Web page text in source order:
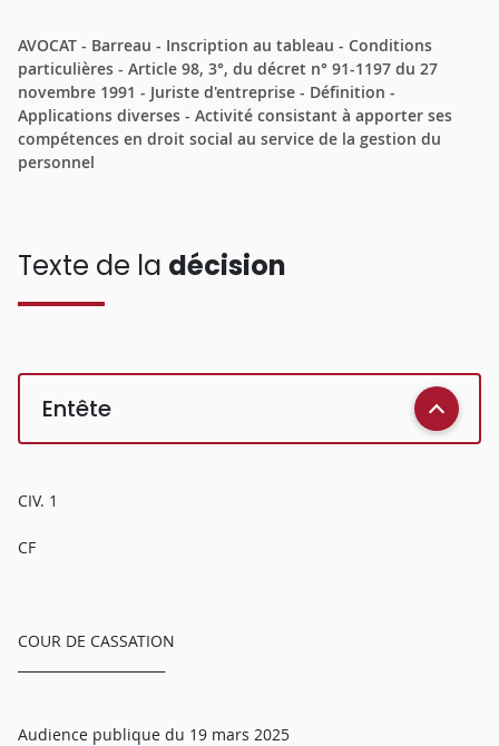
AVOCAT - Barreau - Inscription au tableau - Conditions
particulières - Article 98, 3°, du décret n° 91-1197 du 27
novembre 1991 - Juriste d'entreprise - Définition -
Applications diverses - Activité consistant à apporter ses
compétences en droit social au service de la gestion du
personnel
Texte de la décision
Entête
CIV. 1
CF
COUR DE CASSATION
Audience publique du 19 mars 2025